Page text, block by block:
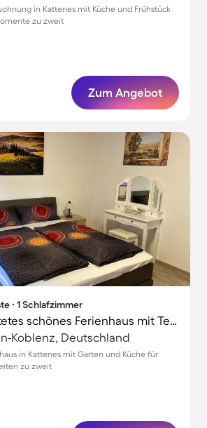
in Kattenes mit Küche und Frühstück
zu zweit
Zum Angebot
∙ 1 Schlafzimmer
Voll ausgestattetes schönes Ferienhaus mit Terrasse und Garten
Koblenz, Deutschland
in Kattenes mit Garten und Küche für
zu zweit